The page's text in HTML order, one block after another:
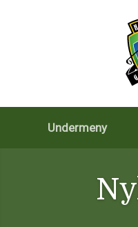
Undermeny